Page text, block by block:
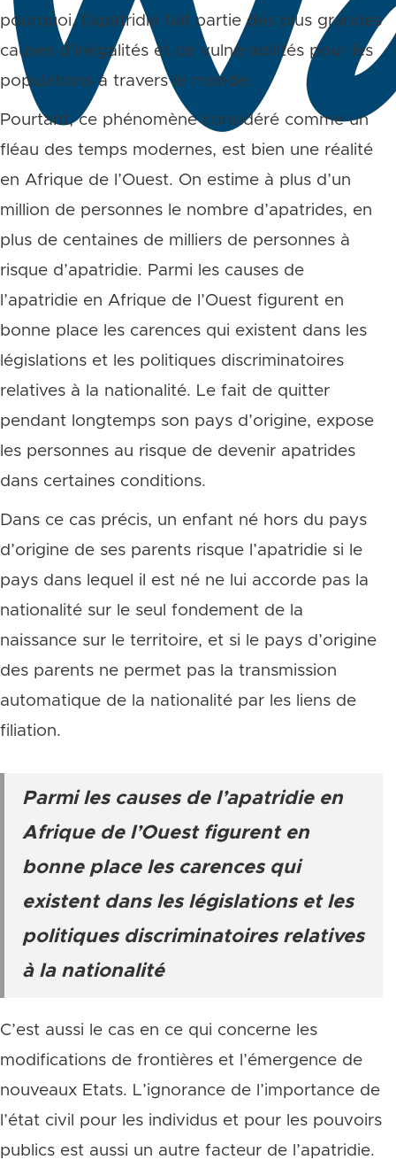
pourquoi, l’apatridie fait partie des plus grandes
causes d’inégalités et de vulnérabilités pour les
populations à travers le monde.
Pourtant, ce phénomène considéré comme un
fléau des temps modernes, est bien une réalité
en Afrique de l’Ouest. On estime à plus d’un
million de personnes le nombre d’apatrides, en
plus de centaines de milliers de personnes à
risque d’apatridie. Parmi les causes de
l’apatridie en Afrique de l’Ouest figurent en
bonne place les carences qui existent dans les
législations et les politiques discriminatoires
relatives à la nationalité. Le fait de quitter
pendant longtemps son pays d’origine, expose
les personnes au risque de devenir apatrides
dans certaines conditions.
Dans ce cas précis, un enfant né hors du pays
d’origine de ses parents risque l’apatridie si le
pays dans lequel il est né ne lui accorde pas la
nationalité sur le seul fondement de la
naissance sur le territoire, et si le pays d’origine
des parents ne permet pas la transmission
automatique de la nationalité par les liens de
filiation.
Parmi les causes de l’apatridie en
Afrique de l’Ouest figurent en
bonne place les carences qui
existent dans les législations et les
politiques discriminatoires relatives
à la nationalité
C’est aussi le cas en ce qui concerne les
modifications de frontières et l’émergence de
nouveaux Etats. L’ignorance de l’importance de
l’état civil pour les individus et pour les pouvoirs
publics est aussi un autre facteur de l’apatridie.